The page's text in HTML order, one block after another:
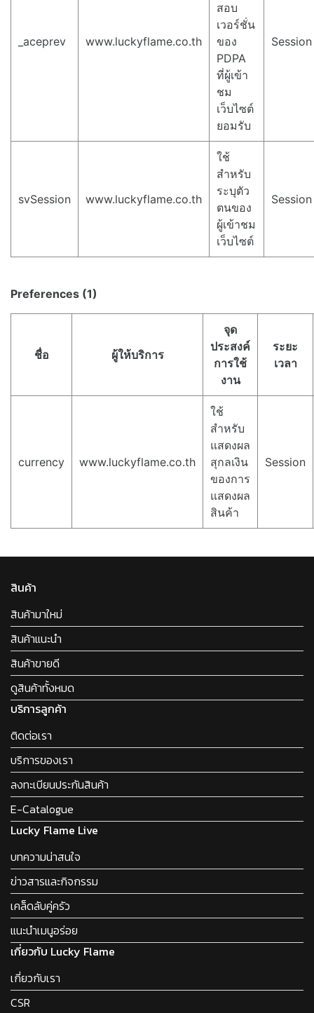
_aceprev www.luckyflame.co.th
สอบ
เวอร์ชั่น
ของ
PDPA
ที่ผู้เข้า
ชม
เว็บไซต์
ยอมรับ
Session
svSession www.luckyflame.co.th
ใช้
สำหรับ
ระบุตัว
ตนของ
ผู้เข้าชม
เว็บไซต์
Session
Preferences (1)
ชื่อ ผู้ให้บริการ
จุด
ประสงค์
การใช้
งาน
ระยะ
เวลา
currency www.luckyflame.co.th
ใช้
สำหรับ
แสดงผล
สุกลเงิน
ของการ
แสดงผล
สินค้า
Session
สินค้า
สินค้ามาใหม่
สินค้าแนะนำ
สินค้าขายดี
ดูสินค้าทั้งหมด
บริการลูกค้า
ติดต่อเรา
บริการของเรา
ลงทะเบียนประกันสินค้า
E-Catalogue
Lucky Flame Live
บทความน่าสนใจ
ข่าวสารและกิจกรรม
เคล็ดลับคู่ครัว
แนะนำเมนูอร่อย
เกี่ยวกับ Lucky Flame
เกี่ยวกับเรา
CSR